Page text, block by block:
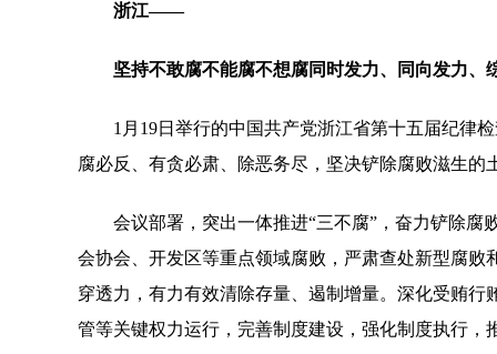
浙江——
坚持不敢腐不能腐不想腐同时发力、同向发力、
1月19日举行的中国共产党浙江省第十五届纪律检
腐必反、有贪必肃、除恶务尽，坚决铲除腐败滋生
会议部署，突出一体推进“三不腐”，奋力铲除腐
会协会、开发区等重点领域腐败，严肃查处新型腐
穿透力，有力有效清除存量、遏制增量。深化受贿
管等关键权力运行，完善制度建设，强化制度执行